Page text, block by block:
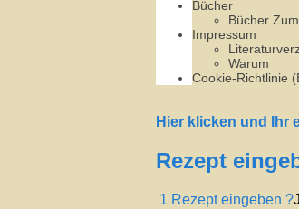
Bücher
Bücher
Impressum
Warum
Cookie-Richtlinie
Hier klicken und Ihr
Rezept
1 Rezept eingeben ?